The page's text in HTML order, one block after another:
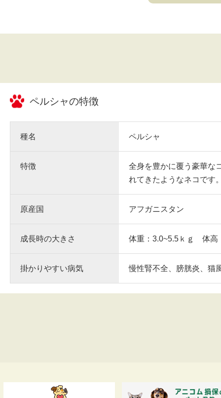
ペルシャの特徴
種名 ペルシャ
特徴
全身を豊かに覆う豪華な
れてきたようなネコです
原産国 アフガニスタン
成長時の大きさ 体重：3.0~5.5ｋｇ 体高
掛かりやすい病気 慢性腎不全、膀胱炎、猫